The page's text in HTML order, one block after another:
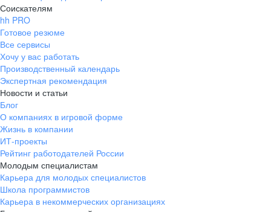
Соискателям
hh PRO
Готовое резюме
Все сервисы
Хочу у вас работать
Производственный календарь
Экспертная рекомендация
Новости и статьи
Блог
О компаниях в игровой форме
Жизнь в компании
ИТ-проекты
Рейтинг работодателей России
Молодым специалистам
Карьера для молодых специалистов
Школа программистов
Карьера в некоммерческих организациях